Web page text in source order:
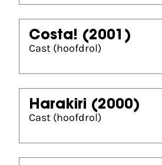
Costa! (2001)
Cast (hoofdrol)
Harakiri (2000)
Cast (hoofdrol)